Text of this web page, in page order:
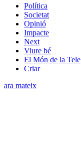
Política
Societat
Opinió
Impacte
Next
Viure bé
El Món de la Tele
Criar
ara mateix